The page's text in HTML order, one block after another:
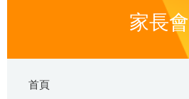
家長會
首頁